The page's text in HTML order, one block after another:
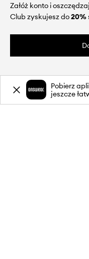
Załóż konto i
Club zyskujesz do20%
Pobierz
jeszcze